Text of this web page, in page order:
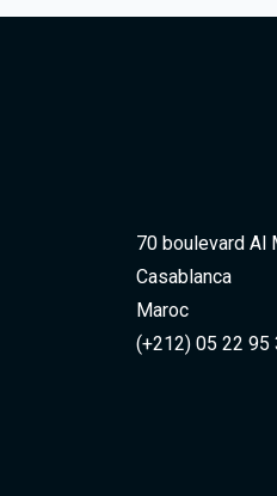
70 boulevard Al
Casablanca
Maroc
(+212) 05 22